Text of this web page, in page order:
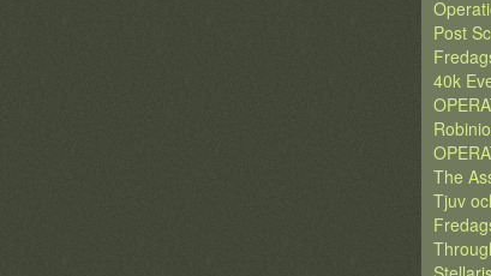
Post
40k
The
Tjuv